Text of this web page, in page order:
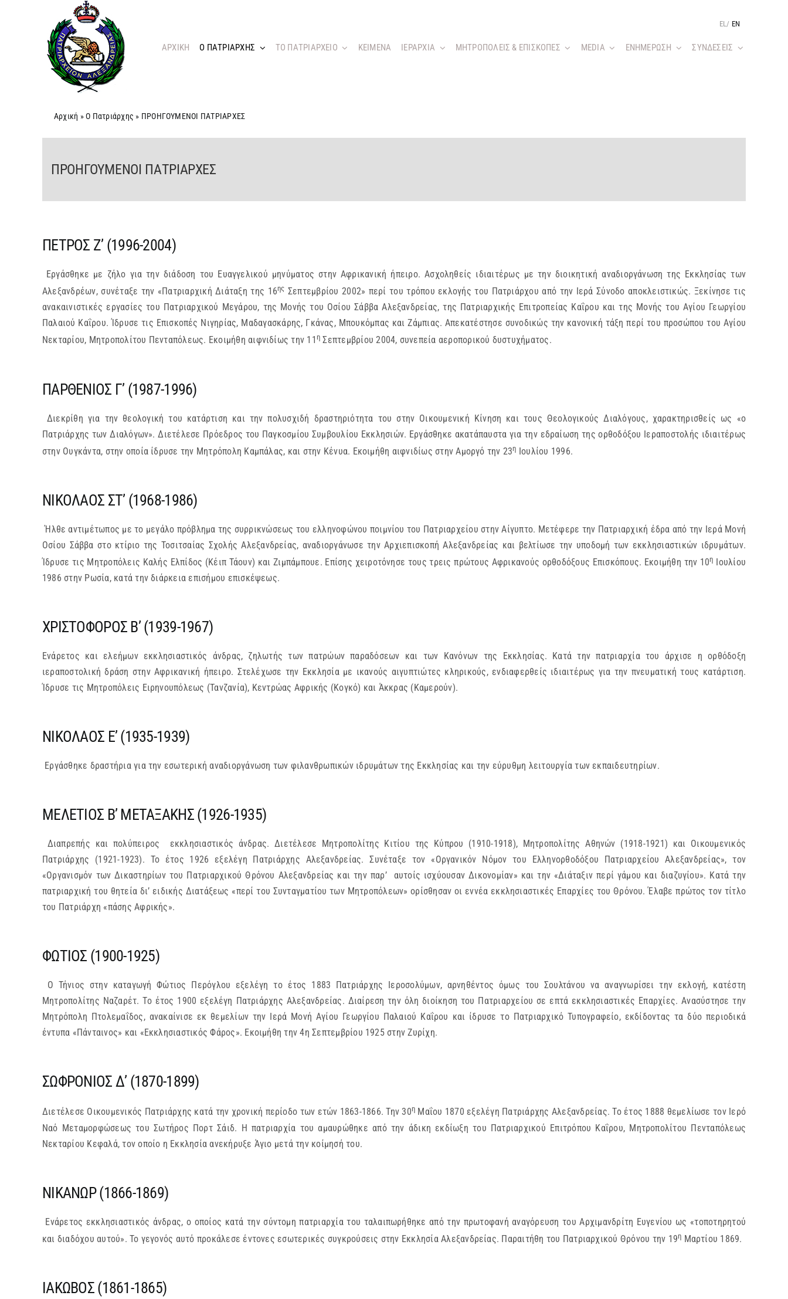
περιεχόμενο
EL / EN
ΑΡΧΙΚΗ O ΠΑΤΡΙΑΡΧΗΣ ΤΟ ΠΑΤΡΙΑΡΧΕΙΟ KEIMENA ΙΕΡΑΡΧΙΑ ΜΗΤΡΟΠΟΛΕΙΣ & ΕΠΙΣΚΟΠΕΣ MEDIA ΕΝΗΜΕΡΩΣΗ ΣΥΝΔΕΣΕΙΣ
Αρχική »Ο Πατριάρχης » ΠΡΟΗΓΟΥΜΕΝΟΙ ΠΑΤΡΙΑΡΧΕΣ
ΠΡΟΗΓΟΥΜΕΝΟΙ ΠΑΤΡΙΑΡΧΕΣ
ΠΕΤΡΟΣ Ζ’ (1996-2004)
Εργάσθηκε με ζήλο για την διάδοση του Ευαγγελικού μηνύματος στην Αφρικανική ήπειρο. Ασχοληθείς ιδιαιτέρως με την διοικητική αναδιοργάνωση της Εκκλησίας των
Αλεξανδρέων, συνέταξε την «Πατριαρχική Διάταξη της 16ης Σεπτεμβρίου 2002» περί του τρόπου εκλογής του Πατριάρχου από την Ιερά Σύνοδο αποκλειστικώς. Ξεκίνησε τις
ανακαινιστικές εργασίες του Πατριαρχικού Μεγάρου, της Μονής του Οσίου Σάββα Αλεξανδρείας, της Πατριαρχικής Επιτροπείας Καΐρου και της Μονής του Αγίου Γεωργίου
Παλαιού Καΐρου. Ίδρυσε τις Επισκοπές Νιγηρίας, Μαδαγασκάρης, Γκάνας, Μπουκόμπας και Ζάμπιας. Απεκατέστησε συνοδικώς την κανονική τάξη περί του προσώπου του Αγίου
Νεκταρίου, Μητροπολίτου Πενταπόλεως. Εκοιμήθη αιφνιδίως την 11 η Σεπτεμβρίου 2004, συνεπεία αεροπορικού δυστυχήματος.
ΠΑΡΘΕΝΙΟΣ Γ’ (1987-1996)
Διεκρίθη για την θεολογική του κατάρτιση και την πολυσχιδή δραστηριότητα του στην Οικουμενική Κίνηση και τους Θεολογικούς Διαλόγους, χαρακτηρισθείς ως «ο
Πατριάρχης των Διαλόγων». Διετέλεσε Πρόεδρος του Παγκοσμίου Συμβουλίου Εκκλησιών. Εργάσθηκε ακατάπαυστα για την εδραίωση της ορθοδόξου Ιεραποστολής ιδιαιτέρως
στην Ουγκάντα, στην οποία ίδρυσε την Μητρόπολη Καμπάλας, και στην Κένυα. Εκοιμήθη αιφνιδίως στην Αμοργό την 23η Ιουλίου 1996.
ΝΙΚΟΛΑΟΣ ΣΤ’ (1968-1986)
Ήλθε αντιμέτωπος με το μεγάλο πρόβλημα της συρρικνώσεως του ελληνοφώνου ποιμνίου του Πατριαρχείου στην Αίγυπτο. Μετέφερε την Πατριαρχική έδρα από την Ιερά Μονή
Οσίου Σάββα στο κτίριο της Τοσιτσαίας Σχολής Αλεξανδρείας, αναδιοργάνωσε την Αρχιεπισκοπή Αλεξανδρείας και βελτίωσε την υποδομή των εκκλησιαστικών ιδρυμάτων.
Ίδρυσε τις Μητροπόλεις Καλής Ελπίδος (Κέιπ Τάουν) και Ζιμπάμπουε. Επίσης χειροτόνησε τους τρεις πρώτους Αφρικανούς ορθοδόξους Επισκόπους. Εκοιμήθη την 10η
Ιουλίου
1986 στην Ρωσία, κατά την διάρκεια επισήμου επισκέψεως.
ΧΡΙΣΤΟΦΟΡΟΣ Β’ (1939-1967)
Ενάρετος και ελεήμων εκκλησιαστικός άνδρας, ζηλωτής των πατρώων παραδόσεων και των Κανόνων της Εκκλησίας. Κατά την πατριαρχία του άρχισε η ορθόδοξη
ιεραποστολική δράση στην Αφρικανική ήπειρο. Στελέχωσε την Εκκλησία με ικανούς αιγυπτιώτες κληρικούς, ενδιαφερθείς ιδιαιτέρως για την πνευματική τους κατάρτιση.
Ίδρυσε τις Μητροπόλεις Ειρηνουπόλεως (Τανζανία), Κεντρώας Αφρικής (Κογκό) και Άκκρας (Καμερούν).
ΝΙΚΟΛΑΟΣ Ε’ (1935-1939)
Εργάσθηκε δραστήρια για την εσωτερική αναδιοργάνωση των φιλανθρωπικών ιδρυμάτων της Εκκλησίας και την εύρυθμη λειτουργία των εκπαιδευτηρίων.
ΜΕΛΕΤΙΟΣ Β’ ΜΕΤΑΞΑΚΗΣ (1926-1935)
Διαπρεπής και πολύπειρος εκκλησιαστικός άνδρας. Διετέλεσε Μητροπολίτης Κιτίου της Κύπρου (1910-1918), Μητροπολίτης Αθηνών (1918-1921) και Οικουμενικός
Πατριάρχης (1921-1923). Το έτος 1926 εξελέγη Πατριάρχης Αλεξανδρείας. Συνέταξε τον «Οργανικόν Νόμον του Ελληνορθοδόξου Πατριαρχείου Αλεξανδρείας», τον
«Οργανισμόν των Δικαστηρίων του Πατριαρχικού Θρόνου Αλεξανδρείας και την παρ’ αυτοίς ισχύουσαν Δικονομίαν» και την «Διάταξιν περί γάμου και διαζυγίου». Κατά την
πατριαρχική του θητεία δι’ ειδικής Διατάξεως «περί του Συνταγματίου των Μητροπόλεων» ορίσθησαν οι εννέα εκκλησιαστικές Επαρχίες του Θρόνου. Έλαβε πρώτος τον τίτλο
του Πατριάρχη «πάσης Αφρικής».
ΦΩΤΙΟΣ (1900-1925)
Ο Τήνιος στην καταγωγή Φώτιος Περόγλου εξελέγη το έτος 1883 Πατριάρχης Ιεροσολύμων, αρνηθέντος όμως του Σουλτάνου να αναγνωρίσει την εκλογή, κατέστη
Μητροπολίτης Ναζαρέτ. Το έτος 1900 εξελέγη Πατριάρχης Αλεξανδρείας. Διαίρεση την όλη διοίκηση του Πατριαρχείου σε επτά εκκλησιαστικές Επαρχίες. Ανασύστησε την
Μητρόπολη Πτολεμαΐδος, ανακαίνισε εκ θεμελίων την Ιερά Μονή Αγίου Γεωργίου Παλαιού Καΐρου και ίδρυσε το Πατριαρχικό Τυπογραφείο, εκδίδοντας τα δύο περιοδικά
έντυπα «Πάνταινος» και «Εκκλησιαστικός Φάρος». Εκοιμήθη την 4η Σεπτεμβρίου 1925 στην Ζυρίχη.
ΣΩΦΡΟΝΙΟΣ Δ’ (1870-1899)
Διετέλεσε Οικουμενικός Πατριάρχης κατά την χρονική περίοδο των ετών 1863-1866. Την 30η Μαΐου 1870 εξελέγη Πατριάρχης Αλεξανδρείας. Το έτος 1888 θεμελίωσε τον Ιερό
Ναό Μεταμορφώσεως του Σωτήρος Πορτ Σάιδ. Η πατριαρχία του αμαυρώθηκε από την άδικη εκδίωξη του Πατριαρχικού Επιτρόπου Καΐρου, Μητροπολίτου Πενταπόλεως
Νεκταρίου Κεφαλά, τον οποίο η Εκκλησία ανεκήρυξε Άγιο μετά την κοίμησή του.
ΝΙΚΑΝΩΡ (1866-1869)
Ενάρετος εκκλησιαστικός άνδρας, ο οποίος κατά την σύντομη πατριαρχία του ταλαιπωρήθηκε από την πρωτοφανή αναγόρευση του Αρχιμανδρίτη Ευγενίου ως «τοποτηρητού
και διαδόχου αυτού». Το γεγονός αυτό προκάλεσε έντονες εσωτερικές συγκρούσεις στην Εκκλησία Αλεξανδρείας. Παραιτήθη του Πατριαρχικού Θρόνου την 19η Μαρτίου 1869.
ΙΑΚΩΒΟΣ (1861-1865)